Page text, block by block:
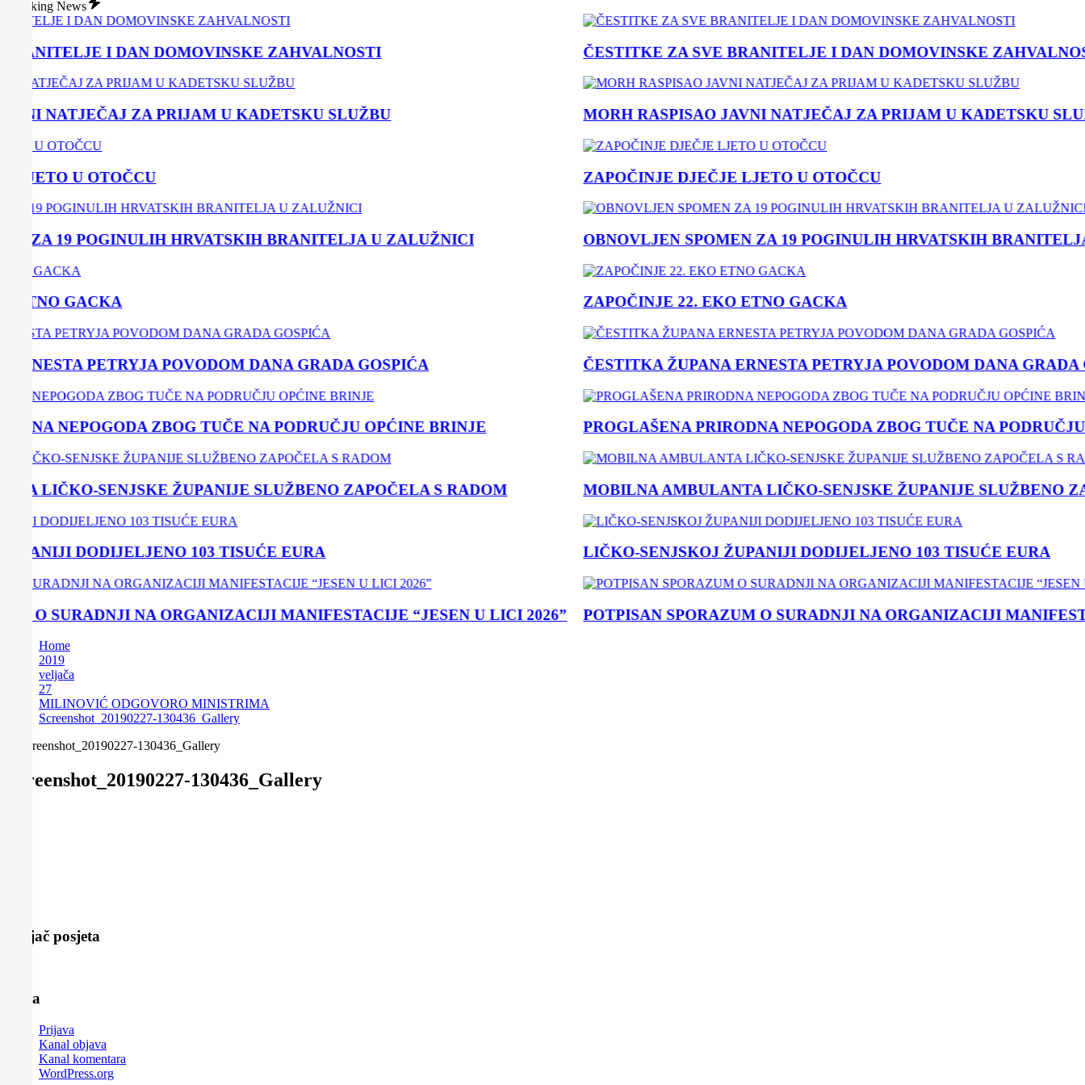
color
mode
Breaking News
I DAN DOMOVINSKE ZAHVALNOSTI
NATJEČAJ ZA PRIJAM U KADETSKU SLUŽBU
U OTOČCU
ZA 19 POGINULIH HRVATSKIH BRANITELJA U ZALUŽNICI
GACKA
PETRYJA POVODOM DANA GRADA GOSPIĆA
NEPOGODA ZBOG TUČE NA PODRUČJU OPĆINE BRINJE
LIČKO-SENJSKE ŽUPANIJE SLUŽBENO ZAPOČELA S RADOM
DODIJELJENO 103 TISUĆE EURA
O SURADNJI NA ORGANIZACIJI MANIFESTACIJE “JESEN U LICI 2026”
ČESTITKE ZA SVE BRANITELJE I DAN DOMOVINSKE
MORH RASPISAO JAVNI NATJEČAJ ZA PRIJAM U KADETSKU
ZAPOČINJE DJEČJE LJETO U OTOČCU
OBNOVLJEN SPOMEN ZA 19 POGINULIH HRVATSKIH
ZAPOČINJE 22. EKO ETNO GACKA
ČESTITKA ŽUPANA ERNESTA PETRYJA POVODOM DANA GRADA
PROGLAŠENA PRIRODNA NEPOGODA ZBOG TUČE NA PODRUČJU
MOBILNA AMBULANTA LIČKO-SENJSKE ŽUPANIJE SLUŽBENO
LIČKO-SENJSKOJ ŽUPANIJI DODIJELJENO 103 TISUĆE EURA
POTPISAN SPORAZUM O SURADNJI NA ORGANIZACIJI
Home
2019
veljača
27
MILINOVIĆ ODGOVORO MINISTRIMA
Screenshot_20190227-130436_Gallery
Screenshot_20190227-130436_Gallery
brojač posjeta
Meta
Prijava
Kanal objava
Kanal komentara
WordPress.org